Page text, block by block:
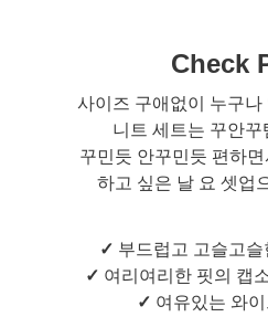
Check
사이즈 구애없이 누구나
니트 세트는 꾸안
꾸민듯 안꾸민듯 편하
하고 싶은 날 요 셋업
✓ 부드럽고 고슬고
✓ 여리여리한 핏의 캡
✓ 여유있는 와